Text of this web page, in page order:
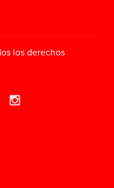
los derechos